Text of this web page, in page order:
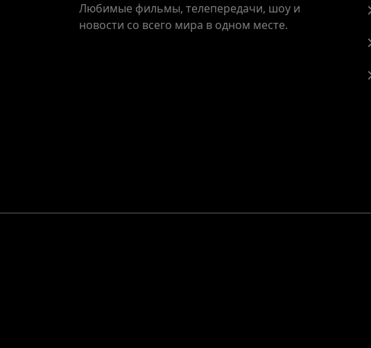
Любимые фильмы, телепередачи, шоу и
новости со всего мира в одном месте.